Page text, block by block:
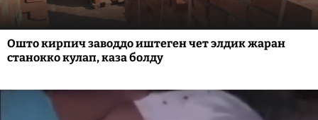
Ошто кирпич заводдо иштеген чет элдик жаран
станокко кулап, каза болду